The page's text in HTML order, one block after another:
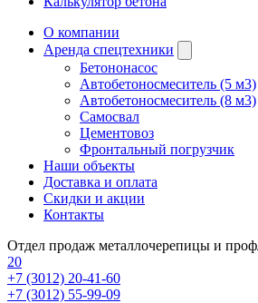
О компании
Аренда спецтехники
Бетононасос
Автобетоносмеситель (5 м3)
Автобетоносмеситель (8 м3)
Самосвал
Цементовоз
Фронтальный погрузчик
Наши объекты
Доставка и оплата
Скидки и акции
Контакты
Отдел продаж металлочерепицы и
20
+7 (3012) 20-41-60
+7 (3012) 55-99-09